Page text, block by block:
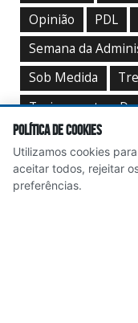
Opinião
PDL
Semana da
Sob Medida
Treinamento e
Workshop
Política de Cookies
Utilizamos cookies
aceitar todos, rejeitar
preferências.